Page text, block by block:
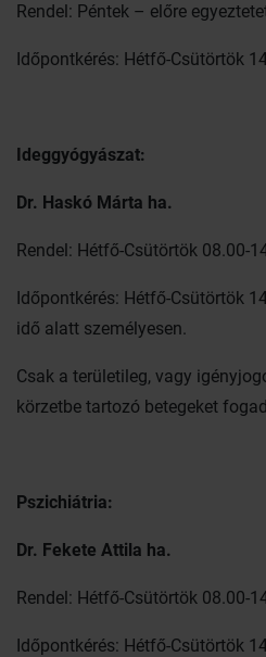
Rendel: Péntek – előre
Időpontkérés: Hétfő-Csütörtök
Ideggyógyászat:
Dr. Haskó Márta ha.
Rendel: Hétfő-Csütörtök 08.00-
Időpontkérés: Hétfő-Csütörtök
idő alatt személyesen.
Csak a területileg, vagy
körzetbe tartozó betegeket
Pszichiátria:
Dr. Fekete Attila ha.
Rendel: Hétfő-Csütörtök 08.00-
Időpontkérés: Hétfő-Csütörtök